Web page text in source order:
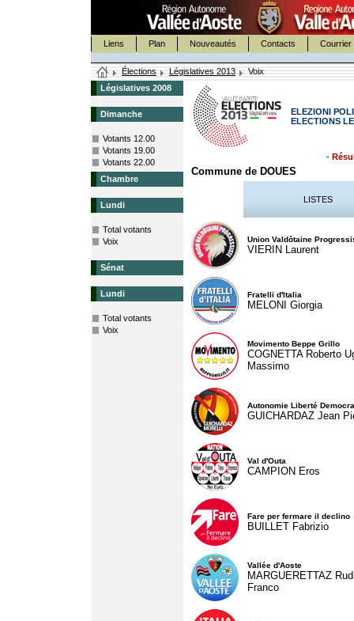
Liens Plan Nouveautés Contacts Courrier
Élections Législatives 2013
Voix
Législatives 2008
Dimanche
Votants 12.00
Votants 19.00
Votants 22.00
Chambre
Lundi
Total votants
Voix
Sénat
Lundi
Total votants
Voix
ELEZIONI
ELECTIONS
-
Commune de DOUES
LISTES
Union Valdôtaine
VIERIN Laurent
Fratelli d'Italia
MELONI Giorgia
Movimento Beppe Grillo
COGNETTA Roberto
Massimo
Autonomie Liberté
GUICHARDAZ Jean
Val d'Outa
CAMPION Eros
Fare per fermare il declino
BUILLET Fabrizio
Vallée d'Aoste
MARGUERETTAZ
Franco